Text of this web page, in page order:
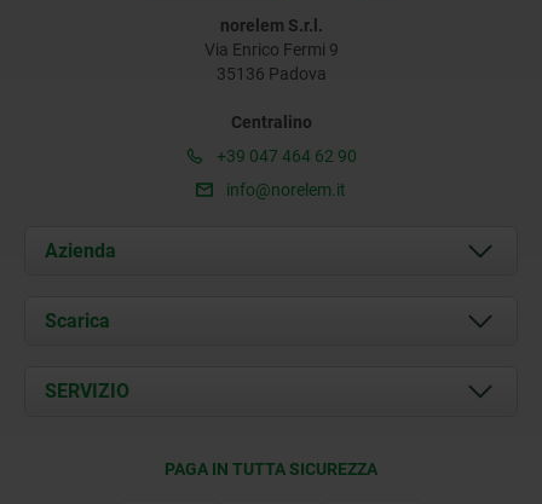
norelem S.r.l.
Via Enrico Fermi 9
35136 Padova
Centralino
+39 047 464 62 90
info@norelem.it
Azienda
Chi siamo
Contatti
Scarica
Documents
SERVIZIO
PAGA IN TUTTA SICUREZZA